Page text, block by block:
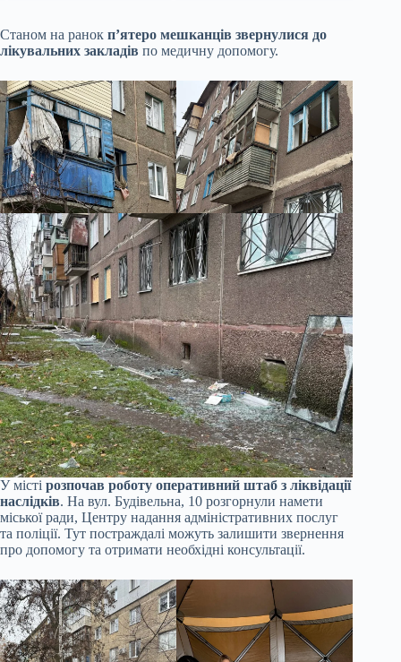
Станом на ранок п’ятеро мешканців звернулися до
лікувальних закладів по медичну допомогу.
У місті розпочав роботу оперативний штаб з ліквідації
наслідків. На вул. Будівельна, 10 розгорнули намети
міської ради, Центру надання адміністративних послуг
та поліції. Тут постраждалі можуть залишити звернення
про допомогу та отримати необхідні консультації.